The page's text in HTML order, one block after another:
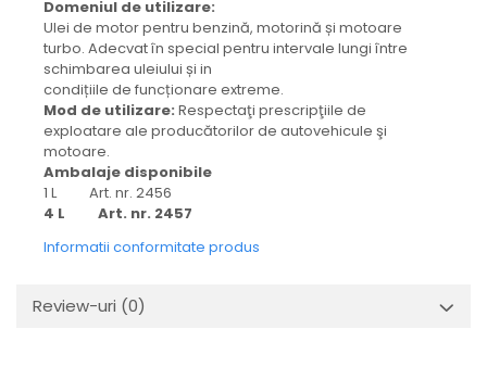
Domeniul de utilizare:
Ulei de motor pentru benzină, motorină și motoare
turbo. Adecvat în special pentru intervale lungi între
schimbarea uleiului și in
condițiile de funcționare extreme.
Mod de utilizare: Respectaţi prescripţiile de
exploatare ale producătorilor de autovehicule şi
motoare.
Ambalaje disponibile
1 L Art. nr. 2456
4 L Art. nr. 2457
Informatii conformitate produs
Review-uri (0)